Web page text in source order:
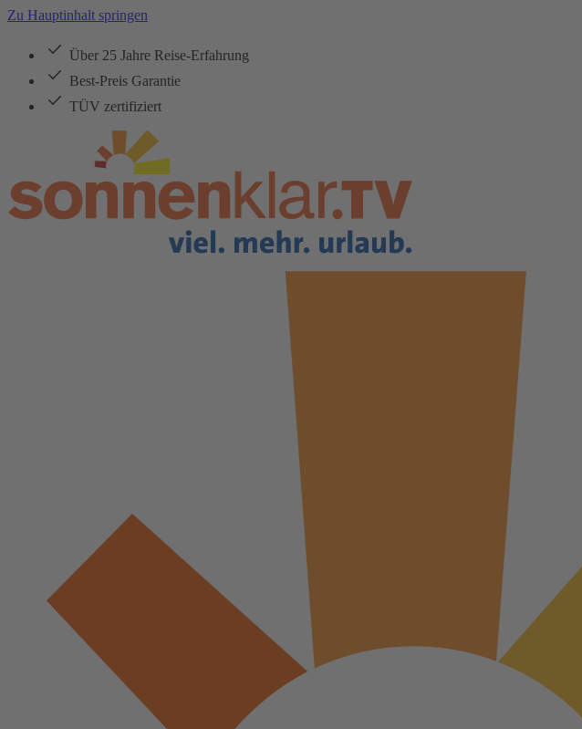
Zu Hauptinhalt springen
Über 25 Jahre Reise-Erfahrung
Best-Preis Garantie
TÜV zertifiziert